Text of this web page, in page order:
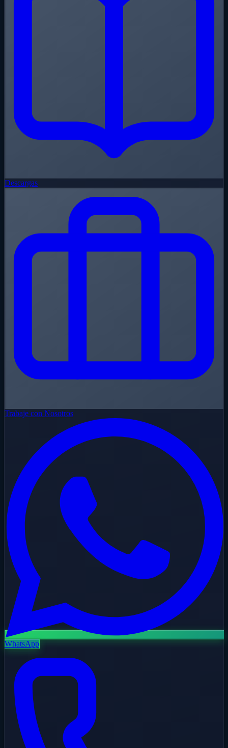
Descargas
Trabaje con Nosotros
WhatsApp